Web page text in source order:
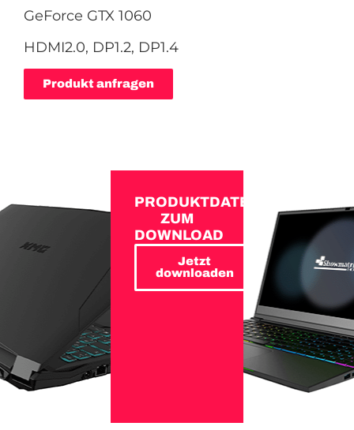
GeForce GTX 1060
HDMI2.0, DP1.2, DP1.4
Produkt anfragen
PRODUKTDATEN
ZUM
DOWNLOAD
Jetzt
downloaden